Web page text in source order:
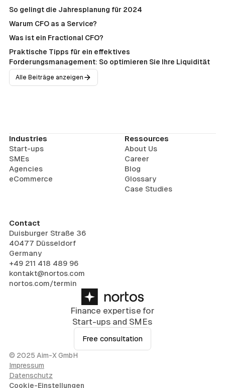
So gelingt die Jahresplanung für 2024
Warum CFO as a Service?
Was ist ein Fractional CFO?
Praktische Tipps für ein effektives
Forderungsmanagement: So optimieren Sie Ihre Liquidität
Alle Beiträge anzeigen
Finance expertise for
Start-ups and SMEs
Free consultation
Industries
Start-ups
SMEs
Agencies
eCommerce
Ressources
About Us
Career
Blog
Glossary
Case Studies
Contact
Duisburger Straße 36
40477 Düsseldorf
Germany
+49 211 418 489 96
kontakt@nortos.com
nortos.com/termin
© 2025 Aim-X GmbH
Impressum
Datenschutz
Cookie-Einstellungen